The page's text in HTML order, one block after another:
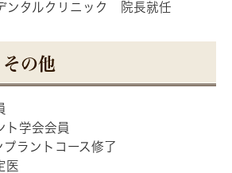
タルクリニック 院長就任
の他
ト学会会員
ラントコース修了
医